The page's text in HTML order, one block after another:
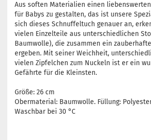
Aus soften Materialien einen
für Babys zu gestalten, das ist unsere
sich dieses Schnuffeltuch genauer an,
vielen Einzelteile aus unterschiedlichen
Baumwolle), die zusammen ein
ergeben. Mit seiner Weichheit,
vielen Zipfelchen zum Nuckeln ist er ein
Gefährte für die Kleinsten.
Größe: 26 cm
Obermaterial: Baumwolle. Füllung:
Waschbar bei 30 °C